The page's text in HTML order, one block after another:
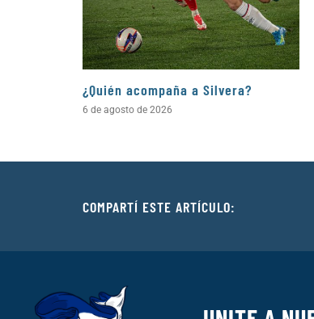
¿Quién acompaña a Silvera?
6 de agosto de 2026
COMPARTÍ ESTE ARTÍCULO: